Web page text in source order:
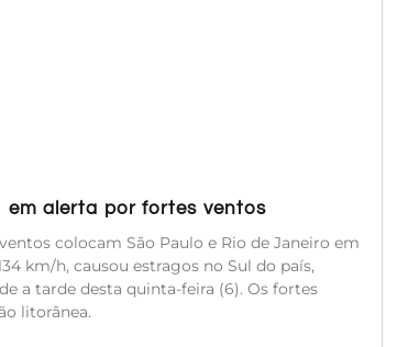
em alerta por fortes ventos
colocam São Paulo e Rio de Janeiro em
km/h, causou estragos no Sul do país,
a tarde desta quinta-feira (6). Os fortes
litorânea.